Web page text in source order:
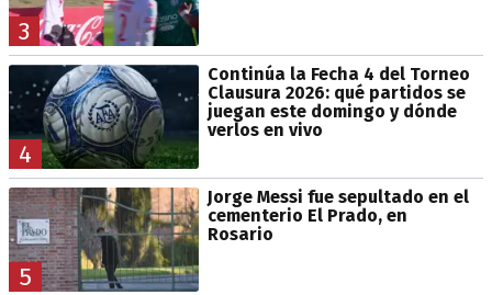
3
4
Continúa la Fecha 4 del Torneo
Clausura 2026: qué partidos se
juegan este domingo y dónde
verlos en vivo
5
Jorge Messi fue sepultado en el
cementerio El Prado, en
Rosario